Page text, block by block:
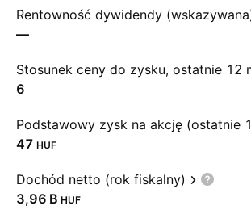
Rentowność dywidendy
—
Stosunek ceny do zysku, ostatnie 12
6
47 HUF
Dochód netto (rok fiskalny)
‪3,96 B‬ HUF